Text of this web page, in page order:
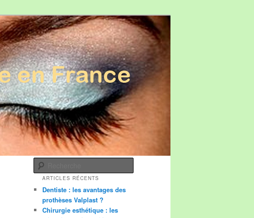
ARTICLES RÉCENTS
Dentiste : les avantages des
prothèses Valplast ?
Chirurgie esthétique : les